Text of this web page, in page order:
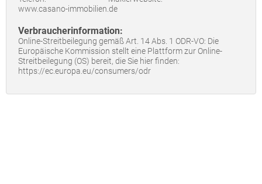
www.casano-immobilien.de
Verbraucherinformation:
Online-Streitbeilegung gemäß Art. 14 Abs. 1 ODR-VO: Die
Europäische Kommission stellt eine Plattform zur Online-
Streitbeilegung (OS) bereit, die Sie hier finden:
https://ec.europa.eu/consumers/odr